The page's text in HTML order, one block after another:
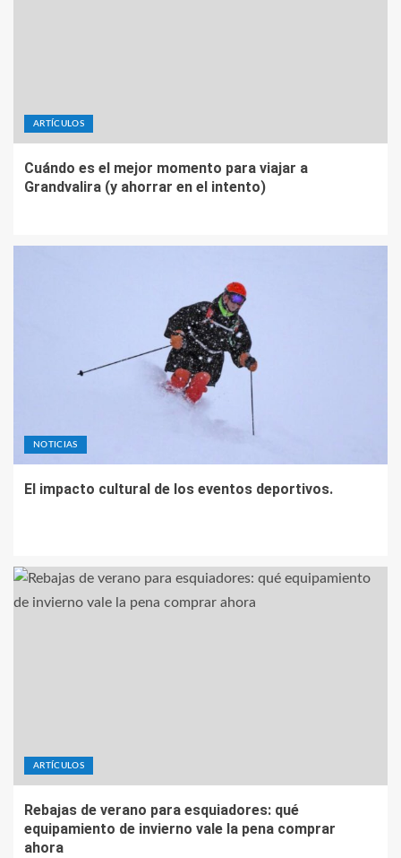
ARTÍCULOS
Cuándo es el mejor momento para viajar a
Grandvalira (y ahorrar en el intento)
NOTICIAS
El impacto cultural de los eventos deportivos.
ARTÍCULOS
Rebajas de verano para esquiadores: qué
equipamiento de invierno vale la pena comprar
ahora